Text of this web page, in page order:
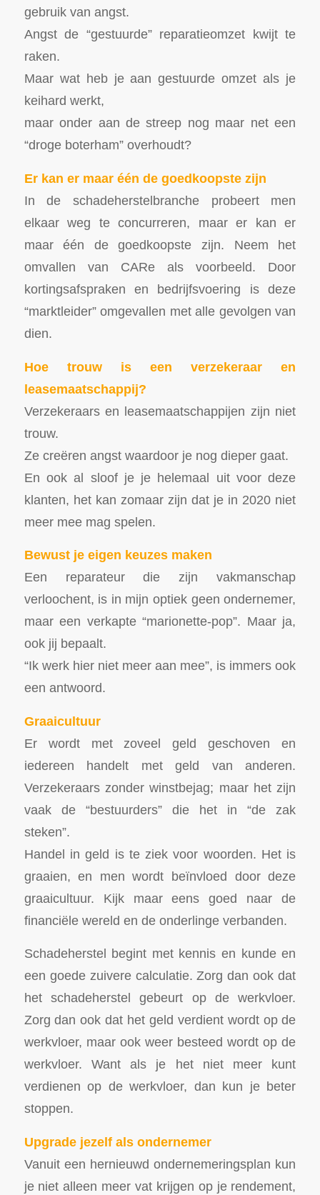
gebruik van angst.
Angst de “gestuurde” reparatieomzet kwijt te
raken.
Maar wat heb je aan gestuurde omzet als je
keihard werkt,
maar onder aan de streep nog maar net een
“droge boterham” overhoudt?
Er kan er maar één de goedkoopste zijn
In de schadeherstelbranche probeert men
elkaar weg te concurreren, maar er kan er
maar één de goedkoopste zijn. Neem het
omvallen van CARe als voorbeeld. Door
kortingsafspraken en bedrijfsvoering is deze
“marktleider” omgevallen met alle gevolgen van
dien.
Hoe trouw is een verzekeraar en
leasemaatschappij?
Verzekeraars en leasemaatschappijen zijn niet
trouw.
Ze creëren angst waardoor je nog dieper gaat.
En ook al sloof je je helemaal uit voor deze
klanten, het kan zomaar zijn dat je in 2020 niet
meer mee mag spelen.
Bewust je eigen keuzes maken
Een reparateur die zijn vakmanschap
verloochent, is in mijn optiek geen ondernemer,
maar een verkapte “marionette-pop”. Maar ja,
ook jij bepaalt.
“Ik werk hier niet meer aan mee”, is immers ook
een antwoord.
Graaicultuur
Er wordt met zoveel geld geschoven en
iedereen handelt met geld van anderen.
Verzekeraars zonder winstbejag; maar het zijn
vaak de “bestuurders” die het in “de zak
steken”.
Handel in geld is te ziek voor woorden. Het is
graaien, en men wordt beïnvloed door deze
graaicultuur. Kijk maar eens goed naar de
financiële wereld en de onderlinge verbanden.
Schadeherstel begint met kennis en kunde en
een goede zuivere calculatie. Zorg dan ook dat
het schadeherstel gebeurt op de werkvloer.
Zorg dan ook dat het geld verdient wordt op de
werkvloer, maar ook weer besteed wordt op de
werkvloer. Want als je het niet meer kunt
verdienen op de werkvloer, dan kun je beter
stoppen.
Upgrade jezelf als ondernemer
Vanuit een hernieuwd ondernemeringsplan kun
je niet alleen meer vat krijgen op je rendement,